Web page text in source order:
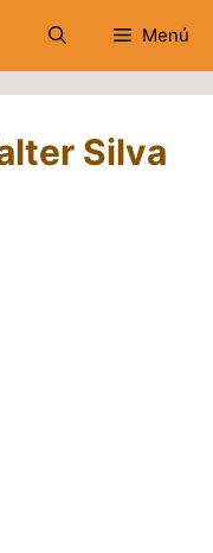
Menú
Silva